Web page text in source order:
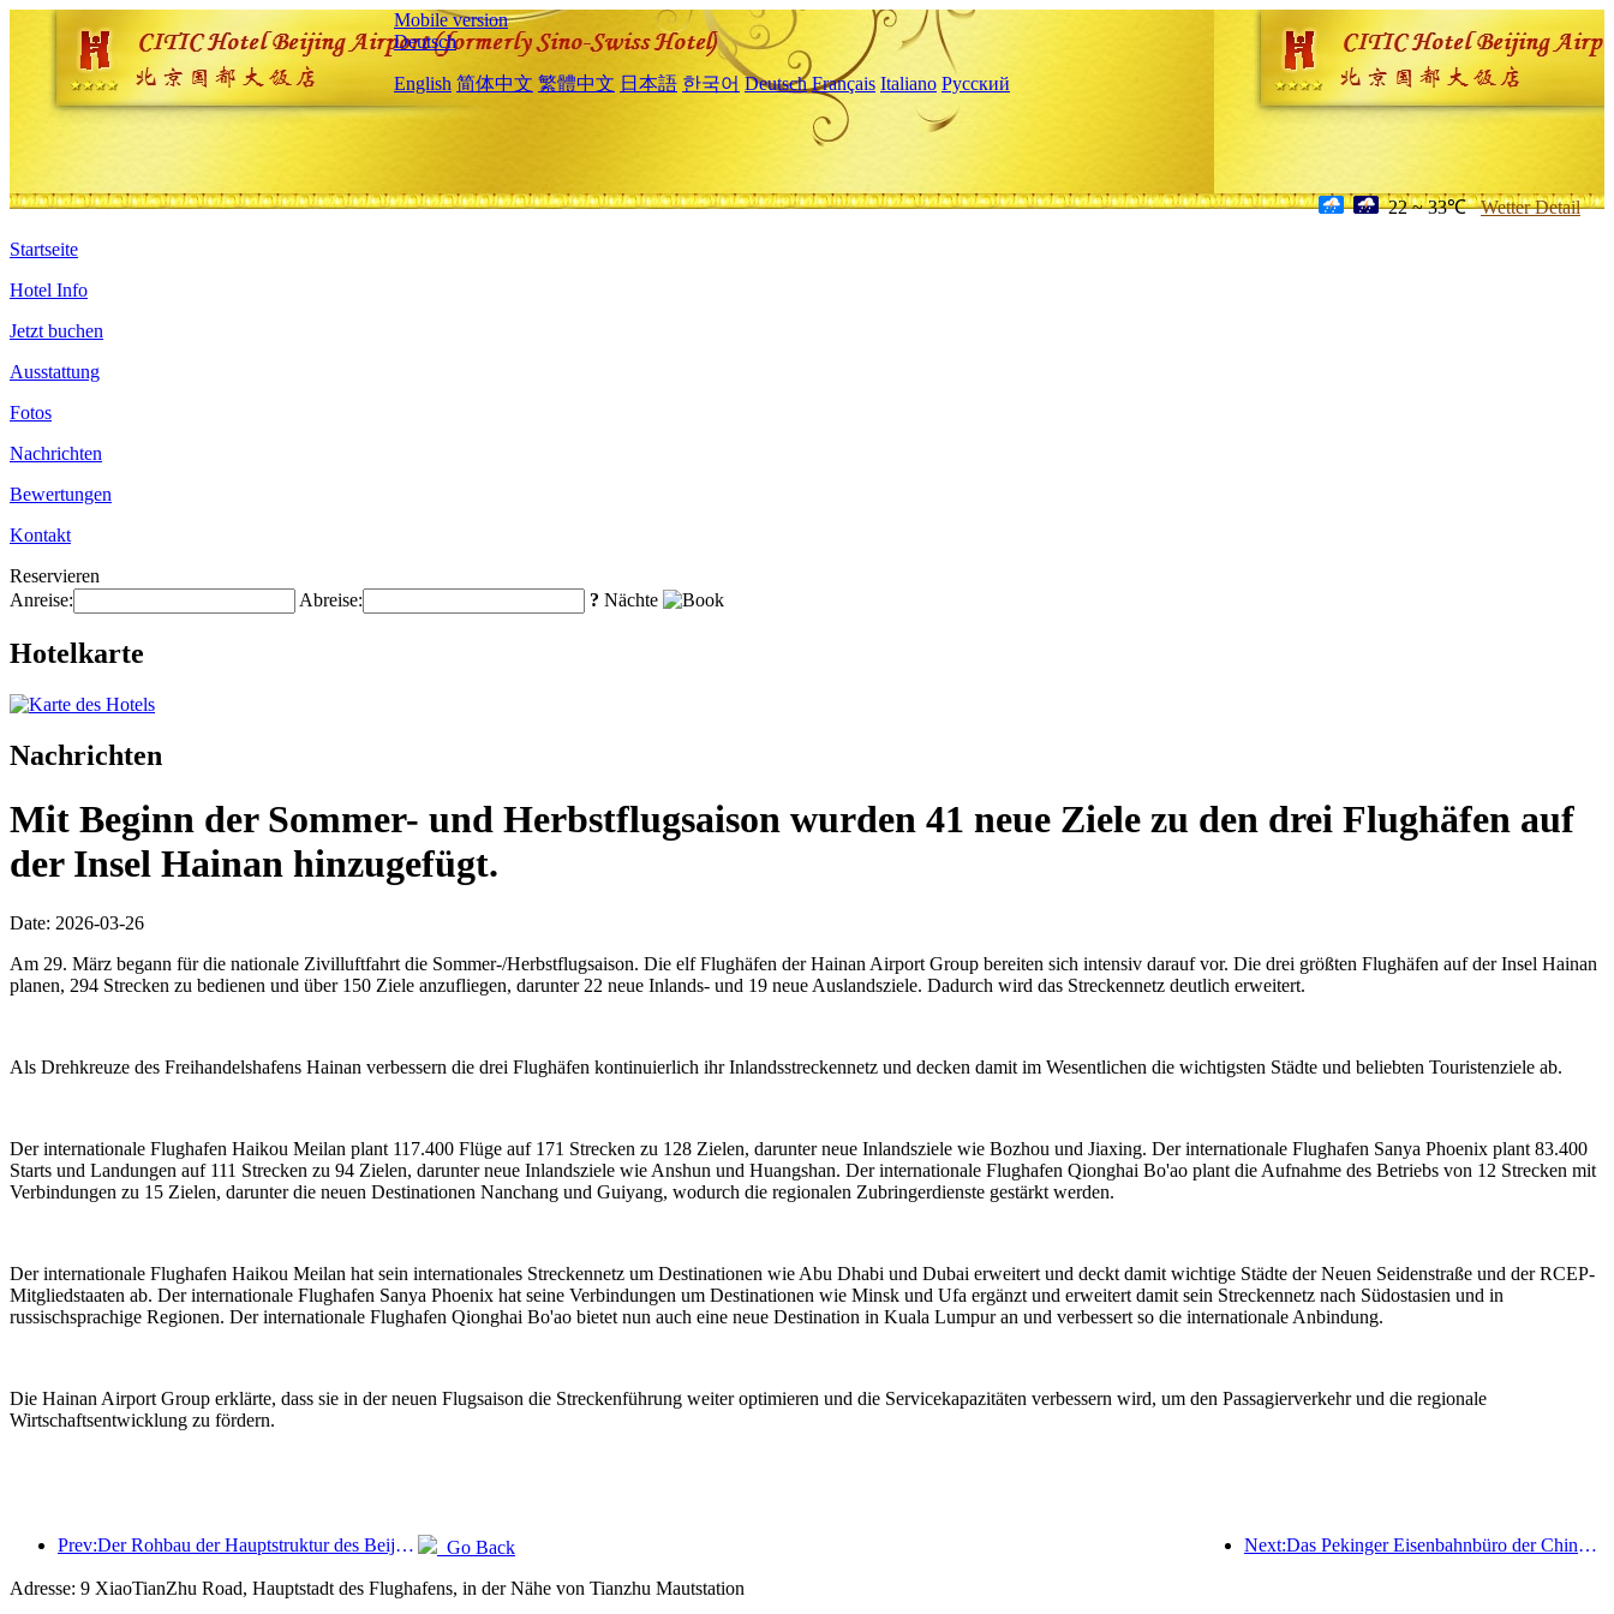
Mobile version
Deutsch
English 简体中文 繁體中文 日本語 한국어 Deutsch Français Italiano Русский
22 ~ 33℃ Wetter Detail
Startseite
Hotel Info
Jetzt buchen
Ausstattung
Fotos
Nachrichten
Bewertungen
Kontakt
Reservieren
Anreise:
Abreise: ? Nächte
Hotelkarte
Nachrichten
Mit Beginn der Sommer- und Herbstflugsaison wurden 41 neue Ziele zu den drei Flughäfen auf
der Insel Hainan hinzugefügt.
Date: 2026-03-26
Am 29. März begann für die nationale Zivilluftfahrt die Sommer-/Herbstflugsaison. Die elf Flughäfen der Hainan Airport Group bereiten sich intensiv darauf vor. Die drei größten Flughäfen auf der Insel Hainan
planen, 294 Strecken zu bedienen und über 150 Ziele anzufliegen, darunter 22 neue Inlands- und 19 neue Auslandsziele. Dadurch wird das Streckennetz deutlich erweitert.
Als Drehkreuze des Freihandelshafens Hainan verbessern die drei Flughäfen kontinuierlich ihr Inlandsstreckennetz und decken damit im Wesentlichen die wichtigsten Städte und beliebten Touristenziele ab.
Der internationale Flughafen Haikou Meilan plant 117.400 Flüge auf 171 Strecken zu 128 Zielen, darunter neue Inlandsziele wie Bozhou und Jiaxing. Der internationale Flughafen Sanya Phoenix plant 83.400
Starts und Landungen auf 111 Strecken zu 94 Zielen, darunter neue Inlandsziele wie Anshun und Huangshan. Der internationale Flughafen Qionghai Bo'ao plant die Aufnahme des Betriebs von 12 Strecken mit
Verbindungen zu 15 Zielen, darunter die neuen Destinationen Nanchang und Guiyang, wodurch die regionalen Zubringerdienste gestärkt werden.
Der internationale Flughafen Haikou Meilan hat sein internationales Streckennetz um Destinationen wie Abu Dhabi und Dubai erweitert und deckt damit wichtige Städte der Neuen Seidenstraße und der RCEP-
Mitgliedstaaten ab. Der internationale Flughafen Sanya Phoenix hat seine Verbindungen um Destinationen wie Minsk und Ufa ergänzt und erweitert damit sein Streckennetz nach Südostasien und in
russischsprachige Regionen. Der internationale Flughafen Qionghai Bo'ao bietet nun auch eine neue Destination in Kuala Lumpur an und verbessert so die internationale Anbindung.
Die Hainan Airport Group erklärte, dass sie in der neuen Flugsaison die Streckenführung weiter optimieren und die Servicekapazitäten verbessern wird, um den Passagierverkehr und die regionale
Wirtschaftsentwicklung zu fördern.
Prev:Der Rohbau der Hauptstruktur des Beijing Haichang Ocean Park soll bis Ende des Jahres fertiggestellt sein; die Fertigstellung und Eröffnung werden für das Jahr 2027 erwartet. Next:Das Pekinger Eisenbahnbüro der China Railway hat den Transportbetrieb anlässlich des Qingming-Festivals aufgenommen und rechnet mit 7,37 Millionen Fahrgästen.
Go Back
Adresse: 9 XiaoTianZhu Road, Hauptstadt des Flughafens, in der Nähe von Tianzhu Mautstation